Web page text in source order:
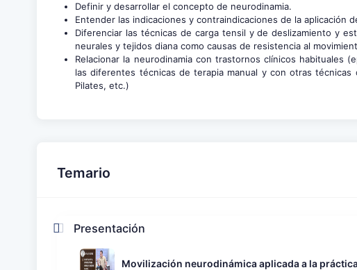
Definir y desarrollar el concepto de neurodinamia.
Entender las indicaciones y contraindicaciones de la aplicación
Diferenciar las técnicas de carga tensil y de deslizamiento y
neurales y tejidos diana como causas de resistencia al
Relacionar la neurodinamia con trastornos clínicos habituales
las diferentes técnicas de terapia manual y con otras técnicas
Pilates, etc.)
Temario
Presentación
Movilización neurodinámica aplicada a la